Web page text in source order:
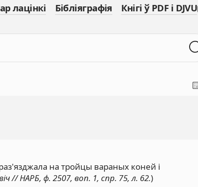
лацінкі Бібліяграфія Кнігі ў PDF і DJVU
на тройцы вараных коней і
// НАРБ, ф. 2507, воп. 1, спр. 75, л. 62.)